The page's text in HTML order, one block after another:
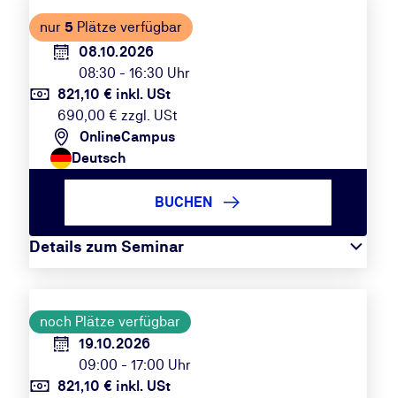
nur 5Plätze verfügbar
08.10.2026
08:30 - 16:30 Uhr
821,10 € inkl. USt
690,00 € zzgl. USt
OnlineCampus
Deutsch
Details zum Seminar
BUCHEN
noch Plätze verfügbar
19.10.2026
09:00 - 17:00 Uhr
821,10 € inkl. USt